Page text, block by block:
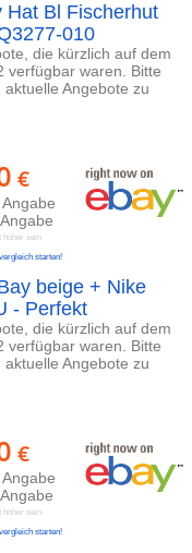
Hat Bl Fischerhut
010
die kürzlich auf dem
verfügbar waren. Bitte
Angebote zu
€
höher sein
starten!
beige + Nike
- Perfekt
die kürzlich auf dem
verfügbar waren. Bitte
Angebote zu
€
höher sein
starten!